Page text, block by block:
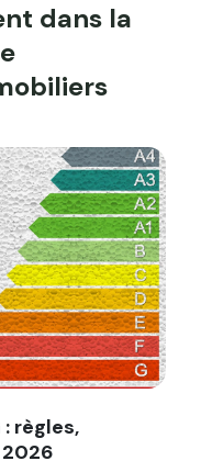
dans la
location DPE G :
règles,